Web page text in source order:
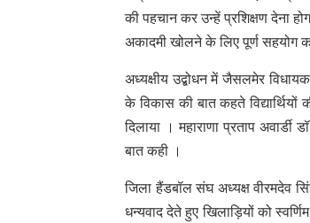
की पहचान कर उन्हें प्रशिक्षण देना
अकादमी खोलने के लिए पूर्ण सहयोग
अध्यक्षीय उद्बोधन में जैसलमेर
के विकास की बात कहते
दिलाया । महाराणा प्रताप
बात कही ।
जिला हैंडबॉल संघ अध्यक्ष वीरमदेव
धन्यवाद देते हुए खिलाड़ियों को